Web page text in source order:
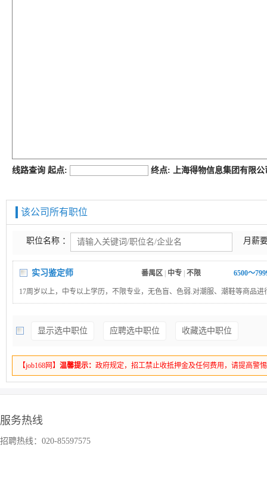
线路查询 起点: 终点: 上海得物信息集团有限
该公司所有职位
职位名称 ： 月薪
实习鉴定师 番禺区 中专 不限 6500～
17周岁以上，中专以上学历，不限专业，无色盲、色弱.对潮服、潮鞋等商品进
描、鉴别，包装、登记、出库。
显示选中职位 应聘选中职位 收藏选中职位
【job168网】 温馨提示： 政府规定，招工禁止收抵押金及任何费用，请提高警
服务热线
招聘热线：020-85597575